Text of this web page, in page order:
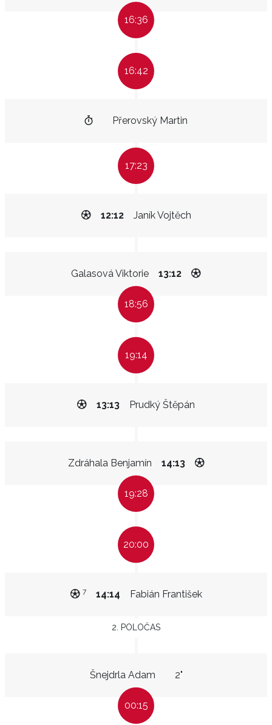
16:36
16:42
Přerovský Martin
17:23
Janík Vojtěch
12:12
Galasová Viktorie 13:12
18:56
19:14
Prudký Štěpán
13:13
Zdráhala Benjamín 14:13
19:28
20:00
Fabián František
14:14
7
2. POLOČAS
Šnejdrla Adam 2"
00:15